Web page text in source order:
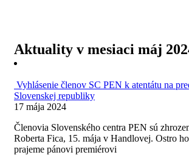
Aktuality v mesiaci máj
Vyhlásenie členov SC PEN k atentátu na
Slovenskej republiky
17 mája 2024
Členovia Slovenského centra PEN sú
Roberta Fica, 15. mája v Handlovej. Ostro
prajeme pánovi premiérovi